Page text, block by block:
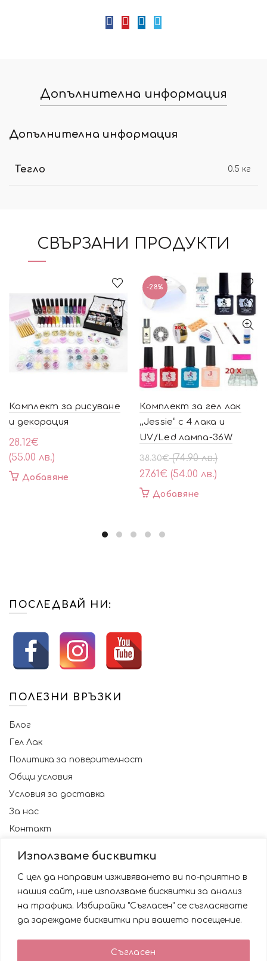
Използваме бисквитки
С цел да направим изживяването ви по-приятно в
нашия сайт, ние използваме бисквитки за анализ
на трафика. Избирайки "Съгласен" се съгласявате
да зареждаме бисквитки при вашето посещение.
Съгласен
Допълнителна информация
Допълнителна информация
Тегло 0.5 кг
СВЪРЗАНИ ПРОДУКТИ
Комплект за рисуване
и декорация
28.12€
(55.00 лв.)
Добавяне
-28%
Комплект за гел лак
,,Jessie” с 4 лака и
UV/Led лампа-36W
38.30€ (74.90 лв.)
Original
price
was:
38.30€
лв.).
27.61€ (54.00 лв.)
Текущата
цена
е:
27.61€
лв.).
Добавяне
ПОСЛЕДВАЙ НИ:
ПОЛЕЗНИ ВРЪЗКИ
Блог
Гел Лак
Политика за поверителност
Общи условия
Условия за доставка
За нас
Контакт
© 2023 NAILSBG. Всички права запазени
Използваме бисквитки за да подобрим вашата
работа със сайта. Като ползвате сайта Вие се